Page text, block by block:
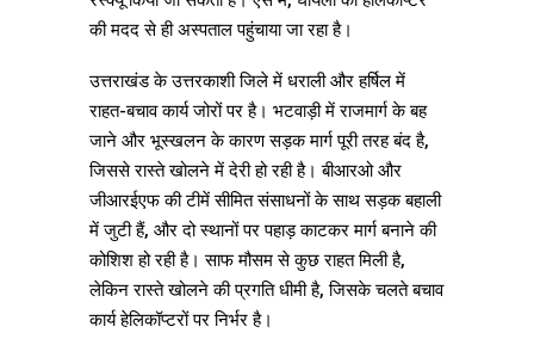
की मदद से ही अस्पताल पहुंचाया जा रहा है।
उत्तराखंड के उत्तरकाशी जिले में धराली और हर्षिल में
राहत-बचाव कार्य जोरों पर है। भटवाड़ी में राजमार्ग के बह
जाने और भूस्खलन के कारण सड़क मार्ग पूरी तरह बंद है,
जिससे रास्ते खोलने में देरी हो रही है। बीआरओ और
जीआरईएफ की टीमें सीमित संसाधनों के साथ सड़क बहाली
में जुटी हैं, और दो स्थानों पर पहाड़ काटकर मार्ग बनाने की
कोशिश हो रही है। साफ मौसम से कुछ राहत मिली है,
लेकिन रास्ते खोलने की प्रगति धीमी है, जिसके चलते बचाव
कार्य हेलिकॉप्टरों पर निर्भर है।